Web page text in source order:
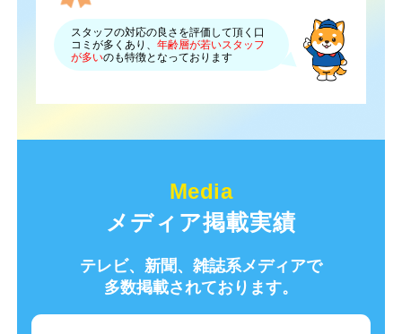
スタッフの対応の良さを評価して頂く口
コミが多くあり、 年齢層が若いスタッフ
が多いのも特徴となっております
メディア掲載実績
テレビ、新聞、雑誌系メディアで
多数掲載されております。